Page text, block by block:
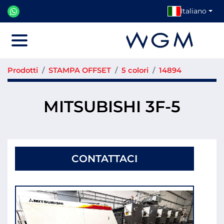
Italiano
Prodotti STAMPA OFFSET 5 colori 14894
MITSUBISHI 3F-5
CONTATTACI